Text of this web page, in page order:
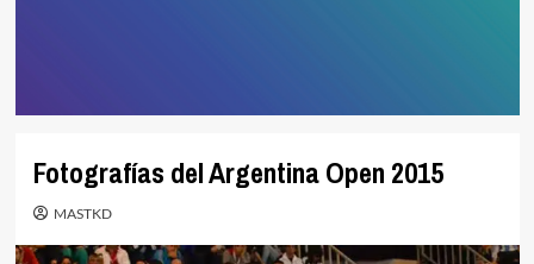
Fotografías del Argentina Open 2015
MASTKD